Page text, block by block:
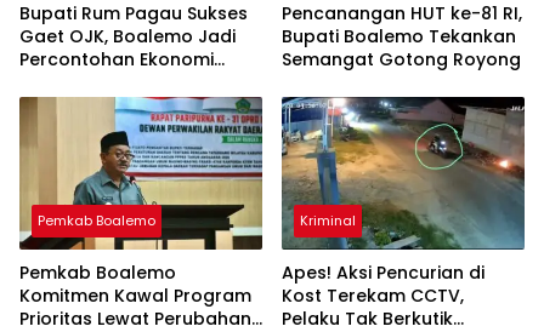
Bupati Rum Pagau Sukses
Gaet OJK, Boalemo Jadi
Percontohan Ekonomi
Pencanangan HUT ke-81 RI,
Bupati Boalemo Tekankan
Semangat Gotong Royong
Pemkab Boalemo
Pemkab Boalemo
Komitmen Kawal Program
Prioritas Lewat Perubahan
Kriminal
Apes! Aksi Pencurian di
Kost Terekam CCTV,
Pelaku Tak Berkutik